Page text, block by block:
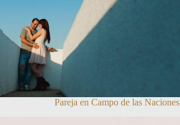
Pareja en Campo de las Naciones